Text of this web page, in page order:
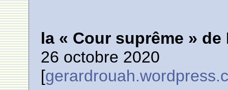
la « Cour suprême » de
26 octobre 2020
[